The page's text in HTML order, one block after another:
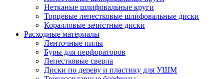
Нетканые шлифовальные круги
Торцевые лепестковые шлифовальные диски
Коралловые зачистные диски
Расходные материалы
Ленточные пилы
Буры для перфораторов
Лепестковые сверла
Диски по дереву и пластику для УШМ